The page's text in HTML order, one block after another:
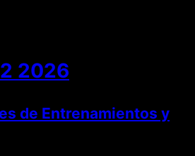
2026
de Entrenamientos y